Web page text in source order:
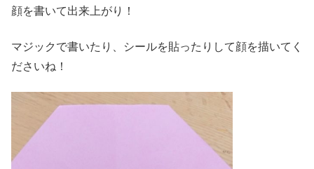
顔を書いて出来上がり！
マジックで書いたり、シールを貼ったりして顔を描いてく
ださいね！